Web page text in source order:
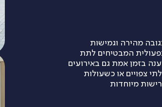
מהירה וגמישות
המבטיחים לתת
בזמן אמת גם באירועים
צפויים או כשעולות
מיוחדות